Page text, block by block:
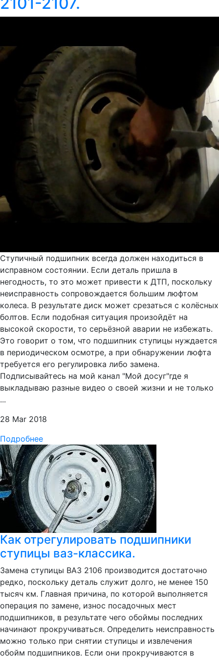
Ступичный подшипник всегда должен находиться в
исправном состоянии. Если деталь пришла в
негодность, то это может привести к ДТП, поскольку
неисправность сопровождается большим люфтом
колеса. В результате диск может срезаться с колёсных
болтов. Если подобная ситуация произойдёт на
высокой скорости, то серьёзной аварии не избежать.
Это говорит о том, что подшипник ступицы нуждается
в периодическом осмотре, а при обнаружении люфта
требуется его регулировка либо замена.
Подписывайтесь на мой канал "Мой досуг"где я
выкладываю разные видео о своей жизни и не только
...
28 Mar 2018
Подробнее
Как отрегулировать подшипники
ступицы ваз-классика.
Замена ступицы ВАЗ 2106 производится достаточно
редко, поскольку деталь служит долго, не менее 150
тысяч км. Главная причина, по которой выполняется
операция по замене, износ посадочных мест
подшипников, в результате чего обоймы последних
начинают прокручиваться. Определить неисправность
можно только при снятии ступицы и извлечения
обойм подшипников. Если они прокручиваются в